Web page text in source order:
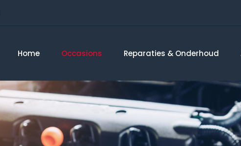
Home Occasions Reparaties & Onderhoud